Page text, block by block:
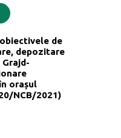
de
depozitare
orașul
NCB/2021)